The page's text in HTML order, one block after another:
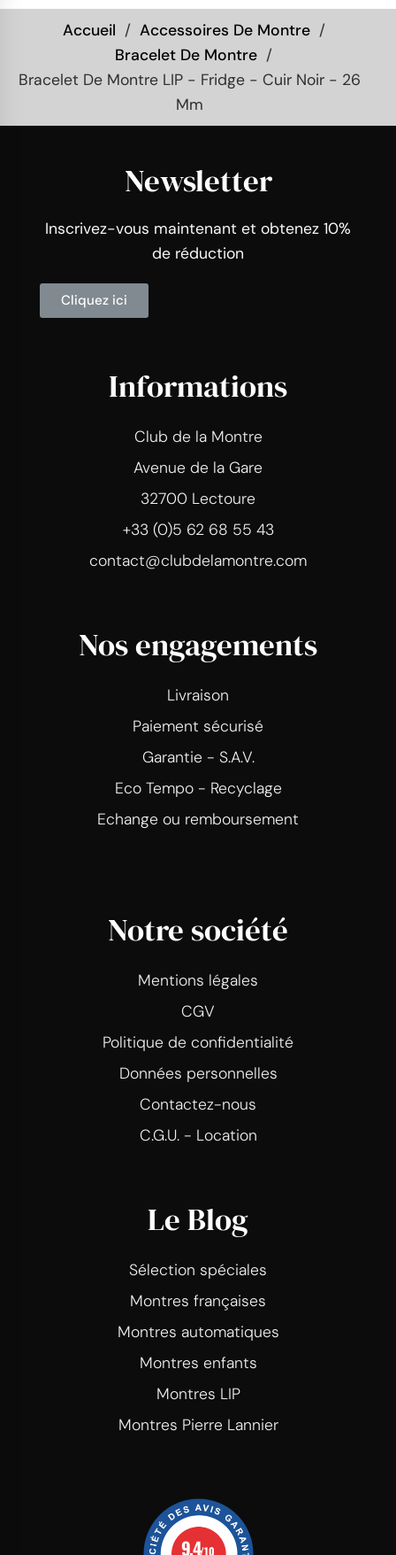
Accueil
Accessoires De Montre
Bracelet De Montre
Bracelet De Montre LIP - Fridge - Cuir Noir - 26
Mm
Newsletter
Inscrivez-vous maintenant et obtenez 10%
de réduction
Cliquez ici
Informations
Club de la Montre
Avenue de la Gare
32700 Lectoure
+33 (0)5 62 68 55 43
contact@clubdelamontre.com
Nos engagements
Livraison
Paiement sécurisé
Garantie - S.A.V.
Eco Tempo - Recyclage
Echange ou remboursement
Notre société
Mentions légales
CGV
Politique de confidentialité
Données personnelles
Contactez-nous
C.G.U. - Location
Le Blog
Sélection spéciales
Montres françaises
Montres automatiques
Montres enfants
Montres LIP
Montres Pierre Lannier
9.4/10